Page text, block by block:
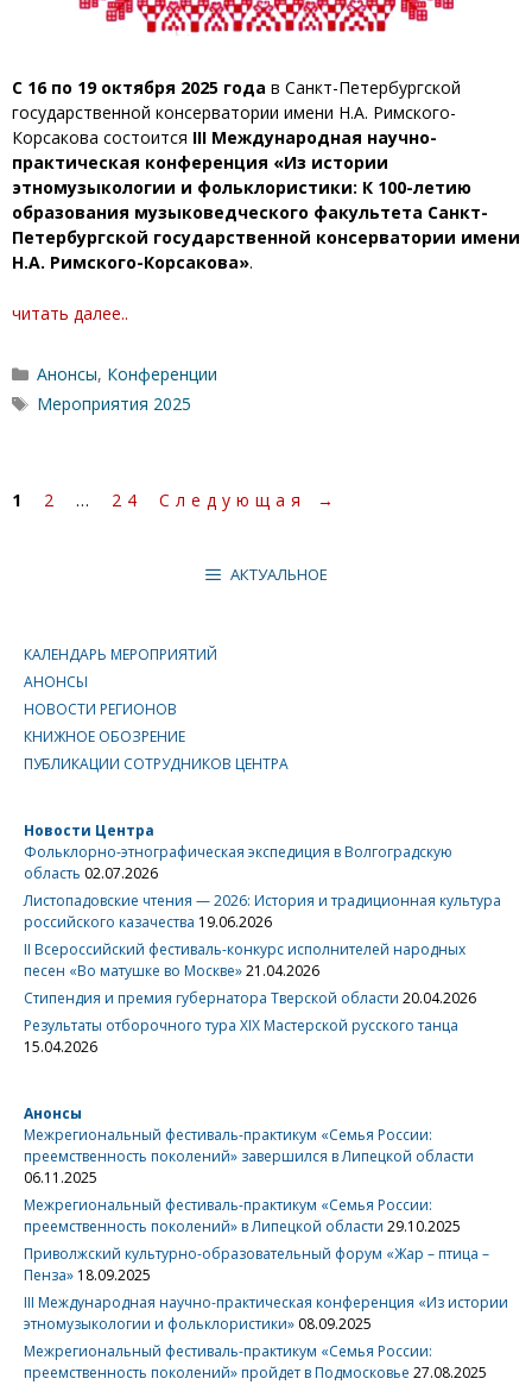
С 16 по 19 октября 2025 года в Санкт-Петербургской
государственной консерватории имени Н.А. Римского-
Корсакова состоится III Международная научно-
практическая конференция «Из истории
этномузыкологии и фольклористики: К 100-летию
образования музыковедческого факультета Санкт-
Петербургской государственной консерватории имени
Н.А. Римского-Корсакова».
читать далее..
Рубрики
Анонсы, Конференции
Метки
Мероприятия 2025
Страница
1 Страница
2 … Страница
24 Следующая →
АКТУАЛЬНОЕ
КАЛЕНДАРЬ МЕРОПРИЯТИЙ
АНОНСЫ
НОВОСТИ РЕГИОНОВ
КНИЖНОЕ ОБОЗРЕНИЕ
ПУБЛИКАЦИИ СОТРУДНИКОВ ЦЕНТРА
Новости Центра
Фольклорно-этнографическая экспедиция в Волгоградскую
область 02.07.2026
Листопадовские чтения — 2026: История и традиционная культура
российского казачества 19.06.2026
II Всероссийский фестиваль-конкурс исполнителей народных
песен «Во матушке во Москве»21.04.2026
Стипендия и премия губернатора Тверской области 20.04.2026
Результаты отборочного тура XIX Мастерской русского танца
15.04.2026
Анонсы
Межрегиональный фестиваль-практикум «Семья России:
преемственность поколений» завершился в Липецкой области
06.11.2025
Межрегиональный фестиваль-практикум «Семья России:
преемственность поколений» в Липецкой области 29.10.2025
Приволжский культурно-образовательный форум «Жар – птица –
Пенза» 18.09.2025
III Международная научно-практическая конференция «Из истории
этномузыкологии и фольклористики» 08.09.2025
Межрегиональный фестиваль-практикум «Семья России:
преемственность поколений» пройдет в Подмосковье 27.08.2025